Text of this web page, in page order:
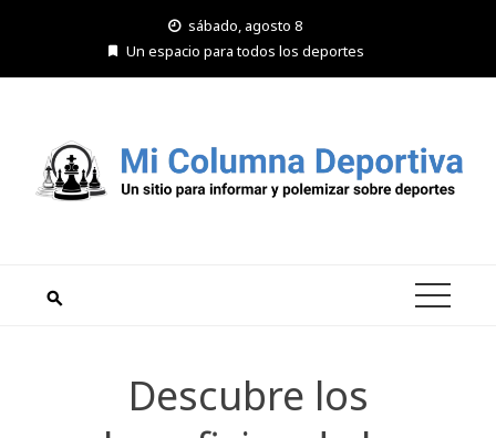
sábado, agosto 8
Un espacio para todos los deportes
Descubre los